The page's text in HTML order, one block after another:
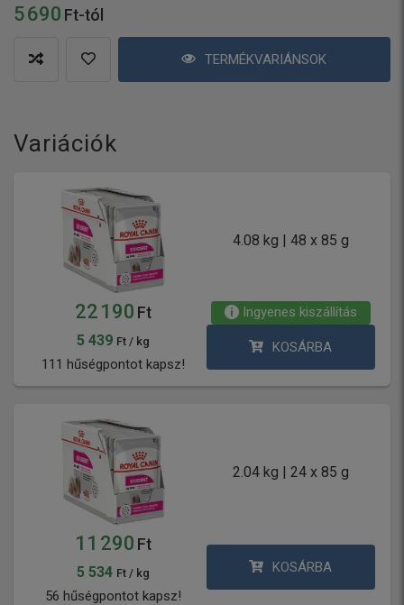
5 690 Ft-tól
TERMÉKVARIÁNSOK
Variációk
4.08 kg | 48 x 85 g
22 190 Ft
5 439 Ft / kg
111 hűségpontot kapsz!
Ingyenes kiszállítás
KOSÁRBA
2.04 kg | 24 x 85 g
11 290 Ft
5 534 Ft / kg
56 hűségpontot kapsz!
KOSÁRBA